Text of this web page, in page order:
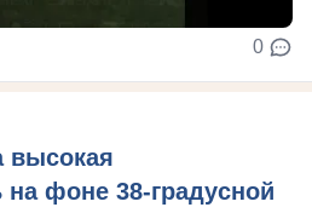
0
высокая
на фоне 38-градусной